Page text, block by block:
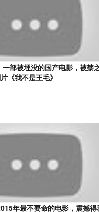
一部被埋没的国产电影，被禁
《我不是王毛》
年最不要命的电影，震撼